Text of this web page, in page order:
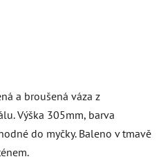
a broušená váza z
Výška 305mm, barva
do myčky. Baleno v tmavě